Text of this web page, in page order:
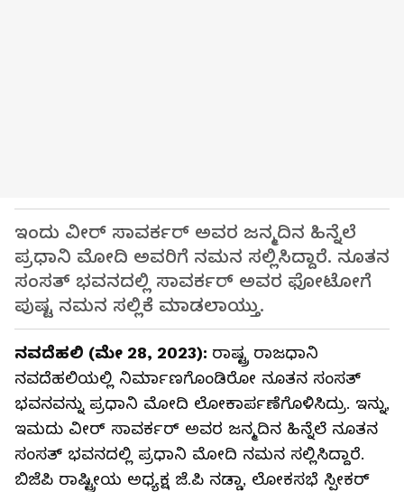
ಇಂದು ವೀರ್‌ ಸಾವರ್ಕರ್‌ ಅವರ ಜನ್ಮದಿನ ಹಿನ್ನೆಲೆ
ಪ್ರಧಾನಿ ಮೋದಿ ಅವರಿಗೆ ನಮನ ಸಲ್ಲಿಸಿದ್ದಾರೆ. ನೂತನ
ಸಂಸತ್‌ ಭವನದಲ್ಲಿ ಸಾವರ್ಕರ್‌ ಅವರ ಫೋಟೋಗೆ
ಪುಷ್ಟ ನಮನ ಸಲ್ಲಿಕೆ ಮಾಡಲಾಯ್ತು.
ನವದೆಹಲಿ (ಮೇ 28, 2023): ರಾಷ್ಟ್ರ ರಾಜಧಾನಿ
ನವದೆಹಲಿಯಲ್ಲಿ ನಿರ್ಮಾಣಗೊಂಡಿರೋ ನೂತನ ಸಂಸತ್‌
ಭವನವನ್ನು ಪ್ರಧಾನಿ ಮೋದಿ ಲೋಕಾರ್ಪಣೆಗೊಳಿಸಿದ್ರು. ಇನ್ನು,
ಇಮದು ವೀರ್‌ ಸಾವರ್ಕರ್‌ ಅವರ ಜನ್ಮದಿನ ಹಿನ್ನೆಲೆ ನೂತನ
ಸಂಸತ್‌ ಭವನದಲ್ಲಿ ಪ್ರಧಾನಿ ಮೋದಿ ನಮನ ಸಲ್ಲಿಸಿದ್ದಾರೆ.
ಬಿಜೆಪಿ ರಾಷ್ಟ್ರೀಯ ಅಧ್ಯಕ್ಷ ಜೆ.ಪಿ ನಡ್ಡಾ, ಲೋಕಸಭೆ ಸ್ಪೀಕರ್‌